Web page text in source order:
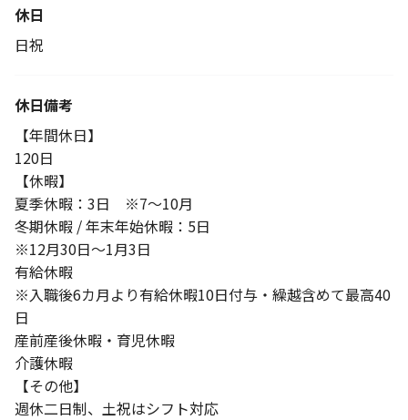
休日
日祝
休日備考
【年間休日】
120日
【休暇】
夏季休暇：3日 ※7～10月
冬期休暇 / 年末年始休暇：5日
※12月30日～1月3日
有給休暇
※入職後6カ月より有給休暇10日付与・繰越含めて最高40
日
産前産後休暇・育児休暇
介護休暇
【その他】
週休二日制、土祝はシフト対応